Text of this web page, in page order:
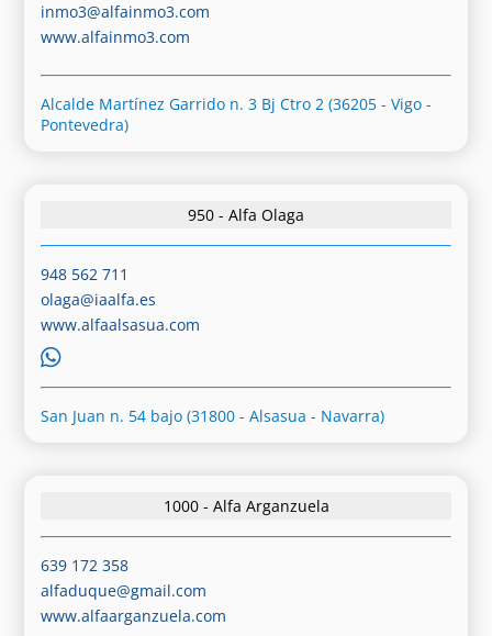
inmo3@alfainmo3.com
www.alfainmo3.com
Alcalde Martínez Garrido n. 3 Bj Ctro 2 (36205 - Vigo -
Pontevedra)
950 - Alfa Olaga
948 562 711
olaga@iaalfa.es
www.alfaalsasua.com
San Juan n. 54 bajo (31800 - Alsasua - Navarra)
1000 - Alfa Arganzuela
639 172 358
alfaduque@gmail.com
www.alfaarganzuela.com